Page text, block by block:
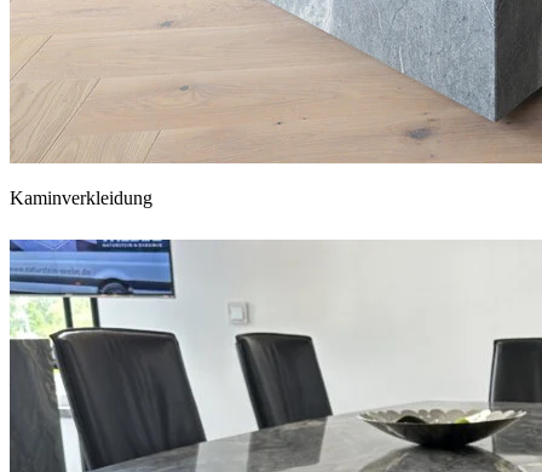
Kaminverkleidung